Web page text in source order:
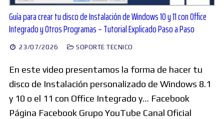
Guía para crear tu disco de Instalación de Windows 10 y 11 con Office
Integrado y Otros Programas – Tutorial Explicado Paso a Paso
23/07/2026 SOPORTE TECNICO
En este video presentamos la forma de hacer tu
disco de Instalación personalizado de Windows 8.1
y 10 o el 11 con Office Integrado y… Facebook
Página Facebook Grupo YouTube Canal Oficial